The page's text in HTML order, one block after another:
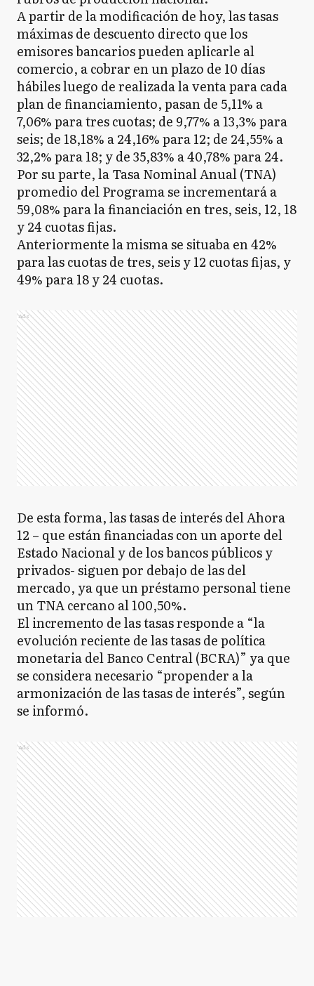
A partir de la modificación de hoy, las tasas
máximas de descuento directo que los
emisores bancarios pueden aplicarle al
comercio, a cobrar en un plazo de 10 días
hábiles luego de realizada la venta para cada
plan de financiamiento, pasan de 5,11% a
7,06% para tres cuotas; de 9,77% a 13,3% para
seis; de 18,18% a 24,16% para 12; de 24,55% a
32,2% para 18; y de 35,83% a 40,78% para 24.
Por su parte, la Tasa Nominal Anual (TNA)
promedio del Programa se incrementará a
59,08% para la financiación en tres, seis, 12, 18
y 24 cuotas fijas.
Anteriormente la misma se situaba en 42%
para las cuotas de tres, seis y 12 cuotas fijas, y
49% para 18 y 24 cuotas.
Ads
De esta forma, las tasas de interés del Ahora
12 – que están financiadas con un aporte del
Estado Nacional y de los bancos públicos y
privados- siguen por debajo de las del
mercado, ya que un préstamo personal tiene
un TNA cercano al 100,50%.
El incremento de las tasas responde a “la
evolución reciente de las tasas de política
monetaria del Banco Central (BCRA)” ya que
se considera necesario “propender a la
armonización de las tasas de interés”, según
se informó.
Ads